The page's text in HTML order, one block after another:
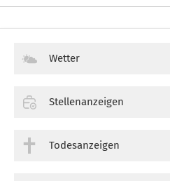
Wetter
Stellenanzeigen
Todesanzeigen